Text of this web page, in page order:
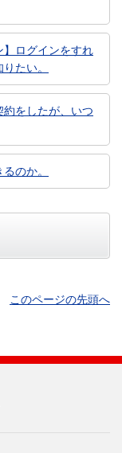
】ログインをすれ
たい。
約をしたが、いつ
のか。
このページの先頭へ